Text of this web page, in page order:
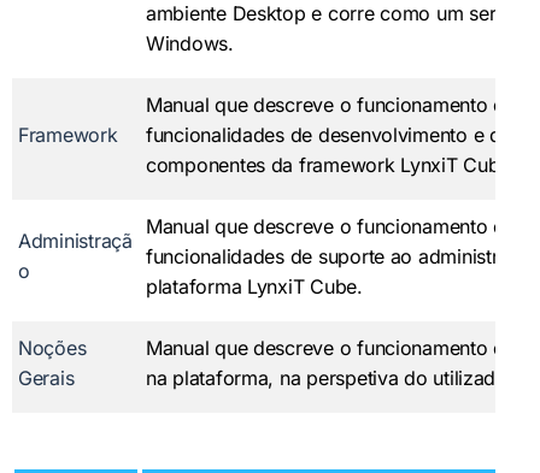
ambiente Desktop e corre como um serviço
Windows.
Framework
Manual que descreve o funcionamento das
funcionalidades de desenvolvimento e dos
componentes da framework LynxiT Cube.
Administraçã
o
Manual que descreve o funcionamento das
funcionalidades de suporte ao
plataforma LynxiT Cube.
Noções
Gerais
Manual que descreve o funcionamento da
na plataforma, na perspetiva do utilizador.